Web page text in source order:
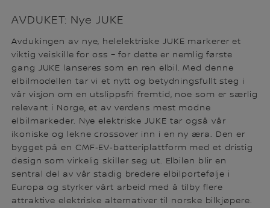
AVDUKET: Nye JUKE
Avdukingen av nye, helelektriske JUKE markerer et
viktig veiskille for oss – for dette er nemlig første
gang JUKE lanseres som en ren elbil. Med denne
elbilmodellen tar vi et nytt og betydningsfullt steg i
vår visjon om en utslippsfri fremtid, noe som er særlig
relevant i Norge, et av verdens mest modne
elbilmarkeder. Nye elektriske JUKE tar også vår
ikoniske og lekne crossover inn i en ny æra. Den er
bygget på en CMF‑EV‑batteriplattform med et dristig
design som virkelig skiller seg ut. Elbilen blir en
sentral del av vår stadig bredere elbilportefølje i
Europa og styrker vårt arbeid med å tilby flere
attraktive elektriske alternativer til norske bilkjøpere.